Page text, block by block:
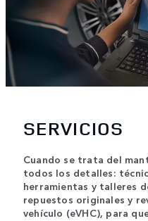
SERVICIOS
Cuando se trata del
todos los detalles:
herramientas y talleres
repuestos originales y
vehículo (eVHC), para